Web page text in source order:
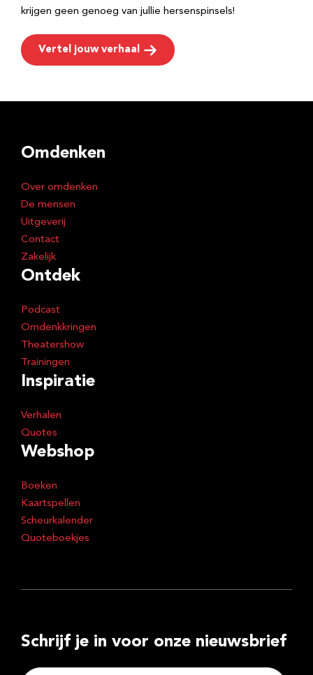
krijgen geen genoeg van jullie hersenspinsels!
Vertel jouw verhaal
Omdenken
Over omdenken
De mensen
Uitgeverij
Contact
Zakelijk
Ontdek
Podcast
Omdenkkringen
Theatershow
Trainingen
Inspiratie
Verhalen
Quotes
Webshop
Boeken
Kaartspellen
Scheurkalender
Quoteboekjes
Schrijf je in voor onze nieuwsbrief